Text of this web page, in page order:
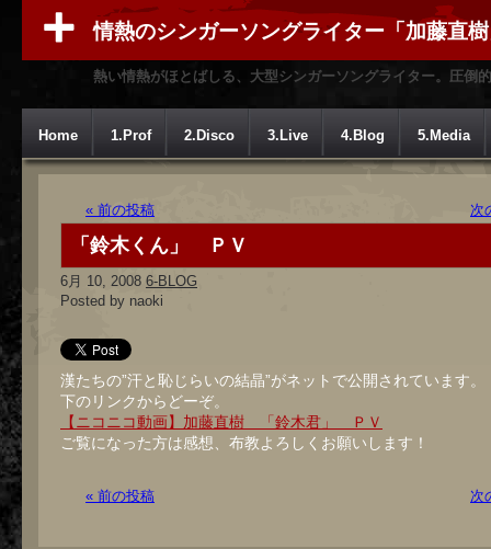
情熱のシンガーソングライター「加藤直
熱い情熱がほとばしる、大型シンガーソングライター。圧倒
Home 1.Prof 2.Disco 3.Live 4.Blog 5.Media
« 前の投稿 次
「鈴木くん」 ＰＶ
6月 10, 2008 6-BLOG
Posted by naoki
漢たちの”汗と恥じらいの結晶”がネットで公開されています。
下のリンクからどーぞ。
【ニコニコ動画】加藤直樹 「鈴木君」 ＰＶ
ご覧になった方は感想、布教よろしくお願いします！
« 前の投稿 次